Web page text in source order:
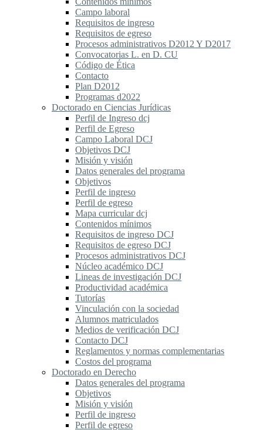
Campo laboral
Requisitos de ingreso
Requisitos de egreso
Procesos administrativos D2012 Y D2017
Convocatorias L. en D. CU
Código de Ética
Contacto
Plan D2012
Programas d2022
Doctorado en Ciencias Jurídicas
Perfil de Ingreso dcj
Perfil de Egreso
Campo Laboral DCJ
Objetivos DCJ
Misión y visión
Datos generales del programa
Objetivos
Perfil de ingreso
Perfil de egreso
Mapa curricular dcj
Contenidos mínimos
Requisitos de ingreso DCJ
Requisitos de egreso DCJ
Procesos administrativos DCJ
Núcleo académico DCJ
Lineas de investigación DCJ
Productividad académica
Tutorías
Vinculación con la sociedad
Alumnos matriculados
Medios de verificación DCJ
Contacto DCJ
Reglamentos y normas complementarias
Costos del programa
Doctorado en Derecho
Datos generales del programa
Objetivos
Misión y visión
Perfil de ingreso
Perfil de egreso